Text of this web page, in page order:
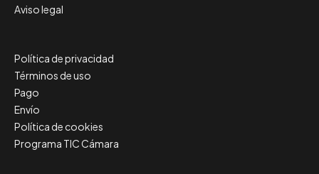
Aviso legal
Política de privacidad
Términos de uso
Pago
Envío
Política de cookies
Programa TIC Cámara